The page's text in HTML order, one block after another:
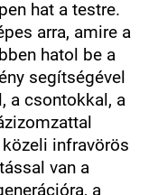
hat a testre.
arra, amire a
hatol be a
segítségével
a csontokkal, a
infravörös
van a
a